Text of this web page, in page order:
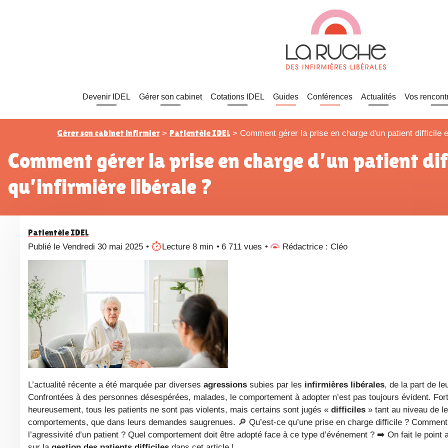
Devenir IDEL Gérer son cabinet Cotations IDEL Guides Conférences Actualités Vos
Gérer son cabinet infirmier > Patientèle IDEL > Comment gérer la prise en charge d'un patient difficile
Comment gérer la prise en charge d’un patient difficile en tant
qu’infirmière libérale ?
Patientèle IDEL
Publié le Vendredi 30 mai 2025 Lecture 8 min 6 711 vues Rédactrice : Cléo
L’actualité récente a été marquée par diverses agressions subies par les infirmières libérales, de la part de
Confrontées à des personnes désespérées, malades, le comportement à adopter n’est pas toujours évident. Fort
heureusement, tous les patients ne sont pas violents, mais certains sont jugés « difficiles » tant au niveau de
comportements, que dans leurs demandes saugrenues. 🔎 Qu’est-ce qu’une prise en charge difficile ?
l’agressivité d’un patient ? Quel comportement doit être adopté face à ce type d’événement ? ➡️ On fait le point